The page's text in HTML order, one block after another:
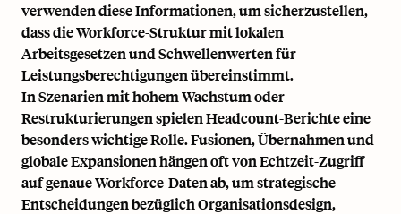
verwenden diese Informationen, um sicherzustellen,
dass die Workforce-Struktur mit lokalen
Arbeitsgesetzen und Schwellenwerten für
Leistungsberechtigungen übereinstimmt.
In Szenarien mit hohem Wachstum oder
Restrukturierungen spielen Headcount-Berichte eine
besonders wichtige Rolle. Fusionen, Übernahmen und
globale Expansionen hängen oft von Echtzeit-Zugriff
auf genaue Workforce-Daten ab, um strategische
Entscheidungen bezüglich Organisationsdesign,